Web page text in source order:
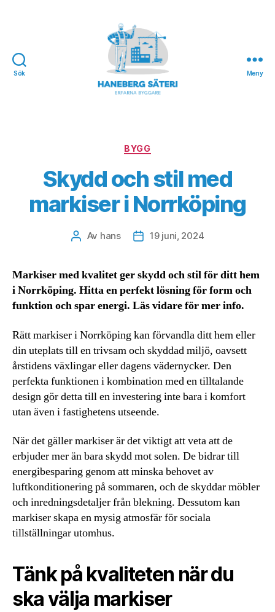
Sök Meny
Kategorier
BYGG
Skydd och stil med
markiser i Norrköping
Inläggsförfattare
Av hans Inläggsdatum
19 juni, 2024
Markiser med kvalitet ger skydd och stil för ditt hem
i Norrköping. Hitta en perfekt lösning för form och
funktion och spar energi. Läs vidare för mer info.
Rätt markiser i Norrköping kan förvandla ditt hem eller
din uteplats till en trivsam och skyddad miljö, oavsett
årstidens växlingar eller dagens vädernycker. Den
perfekta funktionen i kombination med en tilltalande
design gör detta till en investering inte bara i komfort
utan även i fastighetens utseende.
När det gäller markiser är det viktigt att veta att de
erbjuder mer än bara skydd mot solen. De bidrar till
energibesparing genom att minska behovet av
luftkonditionering på sommaren, och de skyddar möbler
och inredningsdetaljer från blekning. Dessutom kan
markiser skapa en mysig atmosfär för sociala
tillställningar utomhus.
Tänk på kvaliteten när du
ska välja markiser